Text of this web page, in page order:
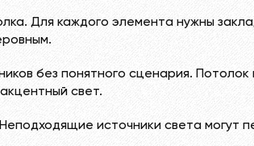
Для каждого элемента нужны
без понятного сценария.
свет.
источники света могут